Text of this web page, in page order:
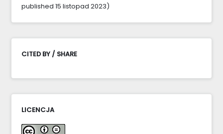
published 15 listopad 2023)
CITED BY / SHARE
LICENCJA